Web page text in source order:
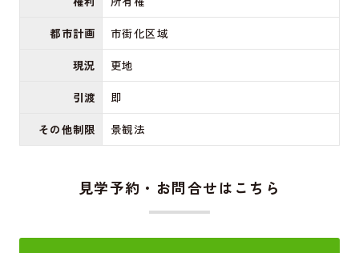
都市計画
市街化区域
現況
更地
引渡
即
その他制限
景観法
見学予約・お問合せはこちら